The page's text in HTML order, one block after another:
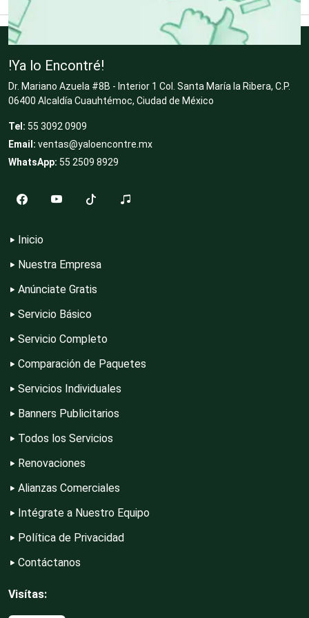
Cocinas Integrales
Compresores de aire
Conferencias Empresariales
Conversiones Automotrices
Copiadoras
!Ya lo Encontré!
Dr. Mariano Azuela #8B - Interior 1 Col. Santa María la Ribera, C.P.
06400 Alcaldía Cuauhtémoc, Ciudad de México
Tel: 55 3092 0909
Email: ventas@yaloencontre.mx
WhatsApp: 55 2509 8929
Inicio
Nuestra Empresa
Anúnciate Gratis
Servicio Básico
Servicio Completo
Comparación de Paquetes
Servicios Individuales
Banners Publicitarios
Todos los Servicios
Renovaciones
Alianzas Comerciales
Intégrate a Nuestro Equipo
Política de Privacidad
Contáctanos
Visítas: